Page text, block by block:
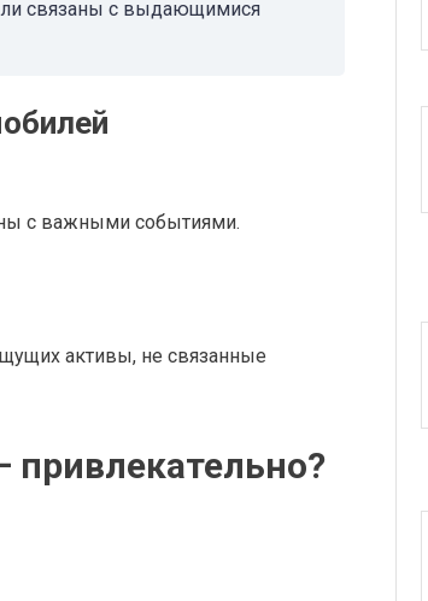
связаны с выдающимися
с важными событиями.
активы, не связанные
привлекательно?